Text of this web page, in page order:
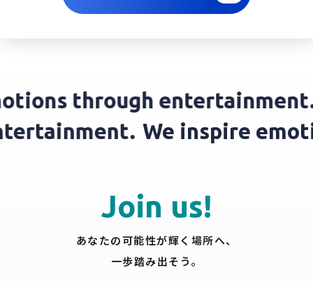
through entertainment.
We inspire
Join us!
あなたの可能性が輝く場所へ、
一歩踏み出そう。